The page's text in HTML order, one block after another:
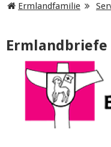
Ermlandfamilie
Ermlandbriefe